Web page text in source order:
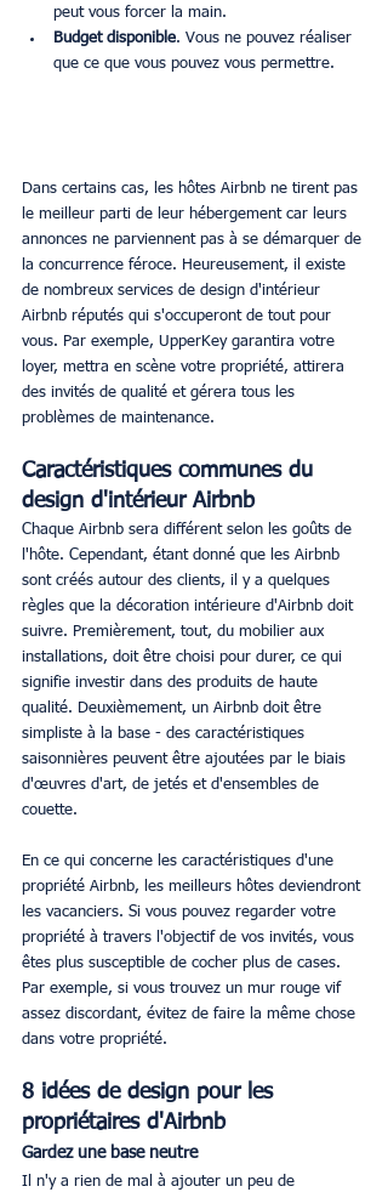
peut vous forcer la main.
Budget disponible. Vous ne pouvez réaliser
que ce que vous pouvez vous permettre.
Dans certains cas, les hôtes Airbnb ne tirent pas
le meilleur parti de leur hébergement car leurs
annonces ne parviennent pas à se démarquer de
la concurrence féroce. Heureusement, il existe
de nombreux services de design d'intérieur
Airbnb réputés qui s'occuperont de tout pour
vous. Par exemple, UpperKey garantira votre
loyer, mettra en scène votre propriété, attirera
des invités de qualité et gérera tous les
problèmes de maintenance.
Caractéristiques communes du
design d'intérieur Airbnb
Chaque Airbnb sera différent selon les goûts de
l'hôte. Cependant, étant donné que les Airbnb
sont créés autour des clients, il y a quelques
règles que la décoration intérieure d'Airbnb doit
suivre. Premièrement, tout, du mobilier aux
installations, doit être choisi pour durer, ce qui
signifie investir dans des produits de haute
qualité. Deuxièmement, un Airbnb doit être
simpliste à la base - des caractéristiques
saisonnières peuvent être ajoutées par le biais
d'œuvres d'art, de jetés et d'ensembles de
couette.
En ce qui concerne les caractéristiques d'une
propriété Airbnb, les meilleurs hôtes deviendront
les vacanciers. Si vous pouvez regarder votre
propriété à travers l'objectif de vos invités, vous
êtes plus susceptible de cocher plus de cases.
Par exemple, si vous trouvez un mur rouge vif
assez discordant, évitez de faire la même chose
dans votre propriété.
8 idées de design pour les
propriétaires d'Airbnb
Gardez une base neutre
Il n'y a rien de mal à ajouter un peu de